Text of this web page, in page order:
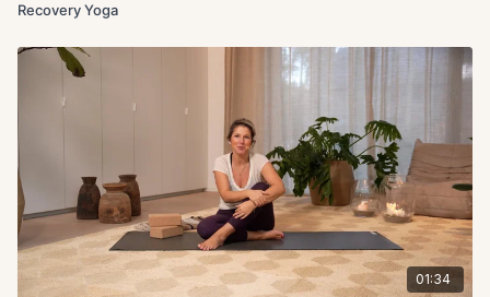
Recovery Yoga
01:34